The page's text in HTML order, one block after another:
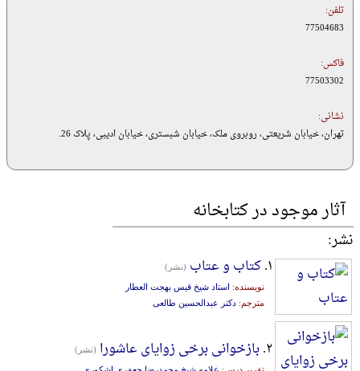
تلفن:
77504683
فاکس:
77503302
نشانی:
تهران، خیابان شریعتی، روبروی ملک، خیابان شبستری، خیابان ادیبی، پلاک 26.
آثار موجود در کتابخانه
نشر:
۱. کتاب و عتاب (نشر)
نویسنده: استاد شیخ قیس بهجت العطار
مترجم: دکتر عبدالحسین طالعی
۲. بازخوانی برخی زوایای عاشورا (نشر)